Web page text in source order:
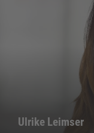
Ulrike Leimser